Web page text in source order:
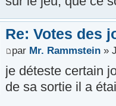
Re: Votes des
par Mr. Rammstein»
je déteste certain
de sa sortie il a